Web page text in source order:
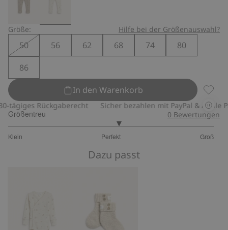
Größe: Hilfe bei der Größenauswahl?
50 56 62 68 74
80
86
In den Warenkorb
Rückgaberecht Sicher bezahlen mit PayPal & Apple Pay
Größentreu
Klein Perfekt Groß
von
0 Bewertungen
Dazu passt